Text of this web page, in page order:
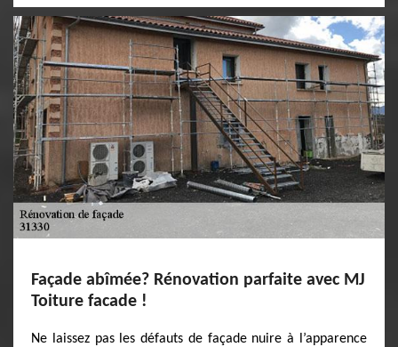
Façade abîmée? Rénovation parfaite avec MJ
Toiture facade !
Ne laissez pas les défauts de façade nuire à l’apparence